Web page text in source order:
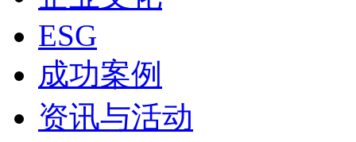
ESG
成功案例
资讯与活动